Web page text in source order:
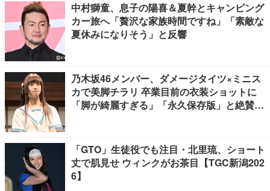
中村獅童、息子の陽喜＆夏幹とキャンピング
カー旅へ「贅沢な家族時間ですね」「素敵な
夏休みになりそう」と反響
乃木坂46メンバー、ダメージタイツ×ミニス
カで美脚チラリ 卒業目前の衣装ショットに
「脚が綺麗すぎる」「永久保存版」と絶賛の
「GTO」生徒役でも注目・北里琉、ショート
丈で肌見せ ウィンクがお茶目【TGC新潟202
6】